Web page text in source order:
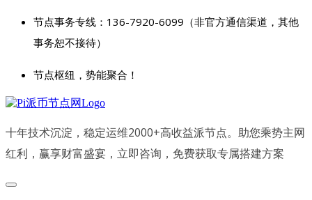
节点事务专线：136-7920-6099（非官方通信渠道，其他
事务恕不接待）
节点枢纽，势能聚合！
十年技术沉淀，稳定运维2000+高收益派节点。助您乘势主网
红利，赢享财富盛宴，立即咨询，免费获取专属搭建方案